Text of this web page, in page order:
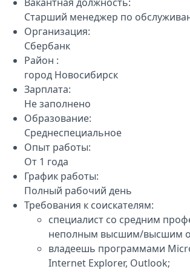
Старший менеджер по
Организация:
Сбербанк
Район :
город Новосибирск
Зарплата:
Не заполнено
Образование:
Среднеспециальное
Опыт работы:
От 1 года
График работы:
Полный рабочий день
Требования к соискателям:
специалист со средним
неполным высшим/высшим
владеешь программами
Internet Explorer, Outlook;